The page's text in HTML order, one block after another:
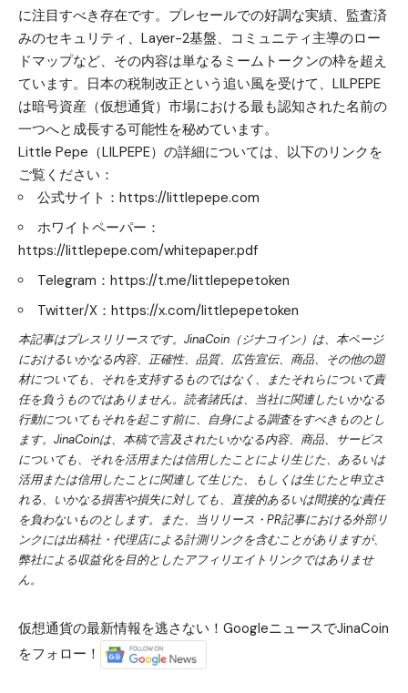
に注目すべき存在です。プレセールでの好調な実績、監査済
みのセキュリティ、Layer-2基盤、コミュニティ主導のロー
ドマップなど、その内容は単なるミームトークンの枠を超え
ています。日本の税制改正という追い風を受けて、LILPEPE
は暗号資産（仮想通貨）市場における最も認知された名前の
一つへと成長する可能性を秘めています。
Little Pepe（LILPEPE）の詳細については、以下のリンクを
ご覧ください：
公式サイト： https://littlepepe.com
ホワイトペーパー：
https://littlepepe.com/whitepaper.pdf
Telegram： https://t.me/littlepepetoken
Twitter/X： https://x.com/littlepepetoken
本記事はプレスリリースです。JinaCoin（ジナコイン）は、本ページ
におけるいかなる内容、正確性、品質、広告宣伝、商品、その他の題
材についても、それを支持するものではなく、またそれらについて責
任を負うものではありません。読者諸氏は、当社に関連したいかなる
行動についてもそれを起こす前に、自身による調査をすべきものとし
ます。JinaCoinは、本稿で言及されたいかなる内容、商品、サービス
についても、それを活用または信用したことにより生じた、あるいは
活用または信用したことに関連して生じた、もしくは生じたと申立さ
れる、いかなる損害や損失に対しても、直接的あるいは間接的な責任
を負わないものとします。また、当リリース・PR記事における外部リ
ンクには出稿社・代理店による計測リンクを含むことがありますが、
弊社による収益化を目的としたアフィリエイトリンクではありませ
ん。
仮想通貨の最新情報を逃さない！GoogleニュースでJinaCoin
をフォロー！